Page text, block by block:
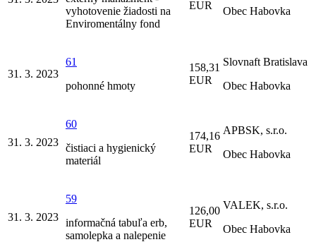
vyhotovenie žiadosti na
Enviromentálny fond
EUR Obec Habovka
31. 3. 2023
61
pohonné hmoty
158,31
EUR
Slovnaft Bratislava
Obec Habovka
31. 3. 2023
60
čistiaci a hygienický
materiál
174,16
EUR
APBSK, s.r.o.
Obec Habovka
31. 3. 2023
59
informačná tabuľa erb,
samolepka a nalepenie
126,00
EUR
VALEK, s.r.o.
Obec Habovka